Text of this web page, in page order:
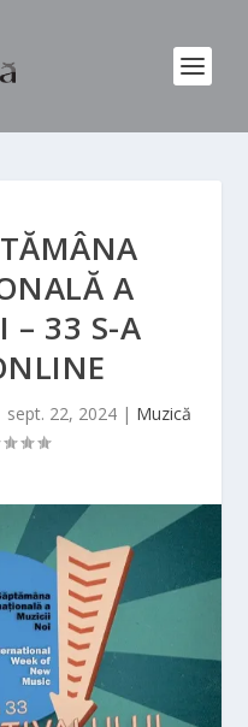
A
– 33 S-A
sept. 22, 2024| Muzică